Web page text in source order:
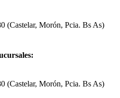
(Castelar, Morón, Pcia. Bs As)
(Castelar, Morón, Pcia. Bs As)